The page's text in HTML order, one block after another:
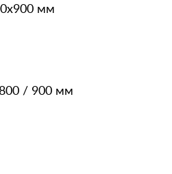
мм
/ 900 мм